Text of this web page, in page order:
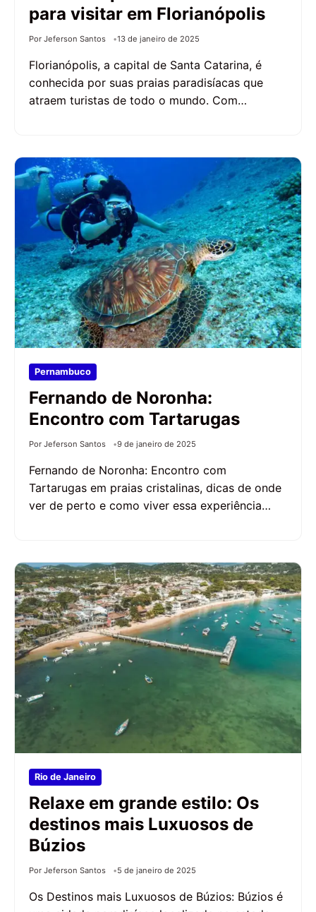
para visitar em Florianópolis
Por Jeferson Santos 13 de janeiro de 2025
Florianópolis, a capital de Santa Catarina, é
conhecida por suas praias paradisíacas que
atraem turistas de todo o mundo. Com…
Pernambuco
Fernando de Noronha:
Encontro com Tartarugas
Por Jeferson Santos 9 de janeiro de 2025
Fernando de Noronha: Encontro com
Tartarugas em praias cristalinas, dicas de onde
ver de perto e como viver essa experiência…
Rio de Janeiro
Relaxe em grande estilo: Os
destinos mais Luxuosos de
Búzios
Por Jeferson Santos 5 de janeiro de 2025
Os Destinos mais Luxuosos de Búzios: Búzios é